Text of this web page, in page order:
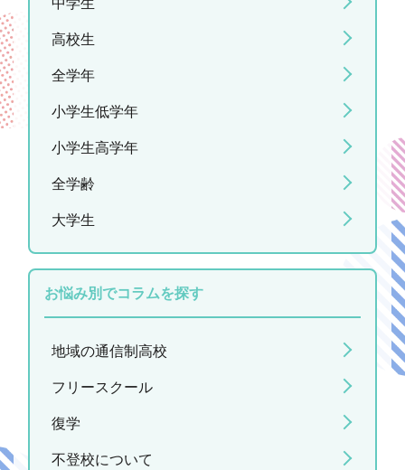
高校生
全学年
小学生低学年
小学生高学年
全学齢
大学生
お悩み別でコラムを探す
地域の通信制高校
フリースクール
復学
不登校について